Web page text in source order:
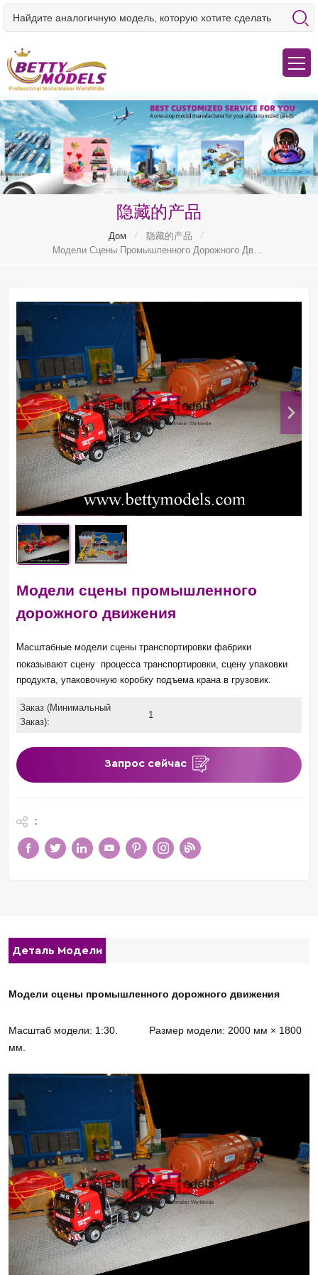
隐藏的产品
Дом / 隐藏的产品
/
Модели сцены промышленного
дорожного движения
Масштабные модели сцены транспортировки фабрики
показывают сцену процесса транспортировки, сцену упаковки
продукта, упаковочную коробку подъема крана в грузовик.
Заказ (Минимальный
Заказ):
1
Запрос сейчас
:
Деталь Модели
Модели сцены промышленного дорожного движения
Масштаб модели: 1:30.
Размер модели: 2000 мм × 1800
мм.